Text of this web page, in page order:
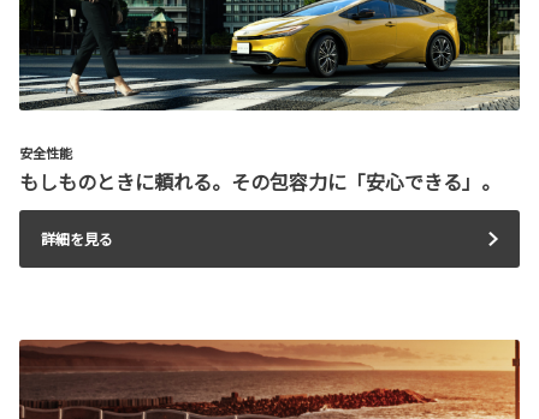
安全性能
もしものときに頼れる。その包容力に「安心できる」。
詳細を見る